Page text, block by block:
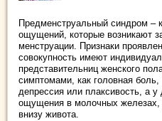
Предменструальный синдром –
ощущений, которые возникают
менструации. Признаки
совокупность имеют
представительниц женского
симптомами, как головная боль,
депрессия или плаксивость, а у
ощущения в молочных железах,
внизу живота.